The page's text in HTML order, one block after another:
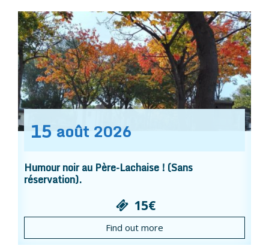
15 août 2026
Humour noir au Père-Lachaise ! (Sans
réservation).
15€
Find out more